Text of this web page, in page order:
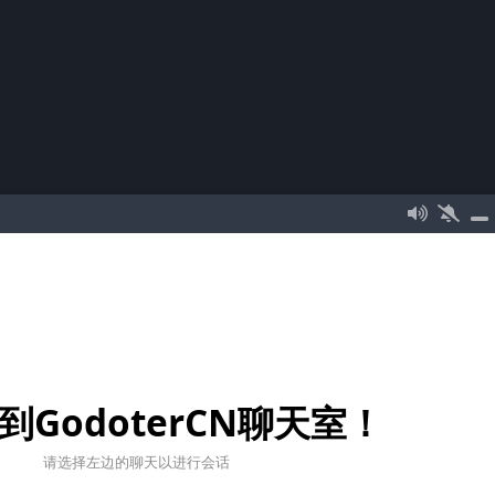
GodoterCN聊天室！
请选择左边的聊天以进行会话